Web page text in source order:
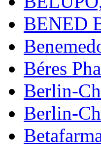
BENED
Béres
Berlin-
Berlin-